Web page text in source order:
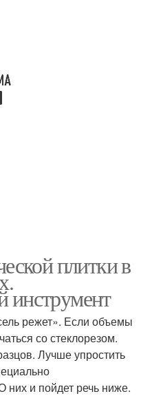
плитки в
инструмент
режет». Если объемы
со стеклорезом.
Лучше упростить
них и пойдет речь ниже.